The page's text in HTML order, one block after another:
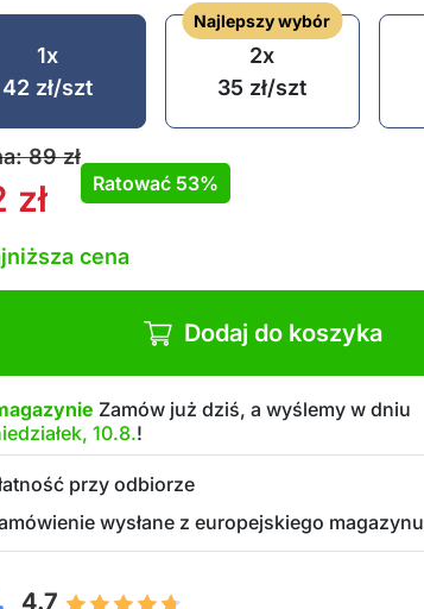
1x
42 zł/szt
Najlepszy wybór
2x
35 zł/szt
89zł
zł Ratować 53%
cena
Dodaj do koszyka
Zamów już dziś, a wyślemy w dniu
10.8.!
przy odbiorze
wysłane z europejskiego magazynu
4.7